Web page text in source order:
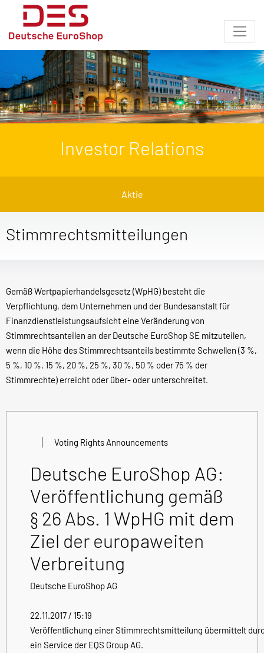
Investor Relations
Aktie
Stimmrechtsmitteilungen
Gemäß Wertpapierhandelsgesetz (WpHG) besteht die
Verpflichtung, dem Unternehmen und der Bundesanstalt für
Finanzdienstleistungsaufsicht eine Veränderung von
Stimmrechtsanteilen an der Deutsche EuroShop SE mitzuteilen,
wenn die Höhe des Stimmrechtsanteils bestimmte Schwellen (3 %,
5 %, 10 %, 15 %, 20 %, 25 %, 30 %, 50 % oder 75 % der
Stimmrechte) erreicht oder über- oder unterschreitet.
Voting Rights Announcements
Deutsche EuroShop AG:
Veröffentlichung gemäß
§ 26 Abs. 1 WpHG mit dem
Ziel der europaweiten
Verbreitung
Deutsche EuroShop AG
22.11.2017 / 15:19
Veröffentlichung einer Stimmrechtsmitteilung übermittelt
ein Service der EQS Group AG.